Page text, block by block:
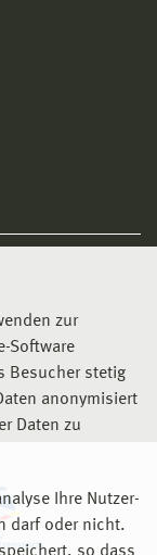
zur
Software
Besucher stetig
anonymisiert
Daten zu
Ihre Nutzer-
darf oder nicht.